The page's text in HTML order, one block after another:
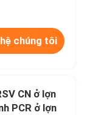
chúng tôi
CN ở lợn
PCR ở lợn